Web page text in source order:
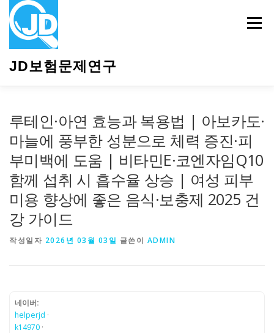
JD보험문제연구
메뉴
루테인·아연 효능과 복용법 | 아보카도·
마늘에 풍부한 성분으로 체력 증진·피
부미백에 도움 | 비타민E·코엔자임Q10
함께 섭취 시 흡수율 상승 | 여성 피부
미용 향상에 좋은 음식·보충제 2025 건
강 가이드
작성일자 2026년 03월 03일 글쓴이 ADMIN
네이버:
helperjd ·
k14970 ·